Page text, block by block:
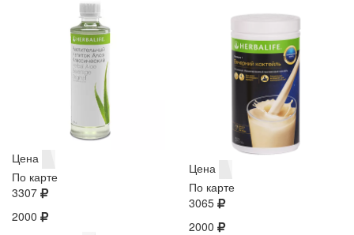
Цена
По карте
3307
2000
Цена
По карте
3065
2000